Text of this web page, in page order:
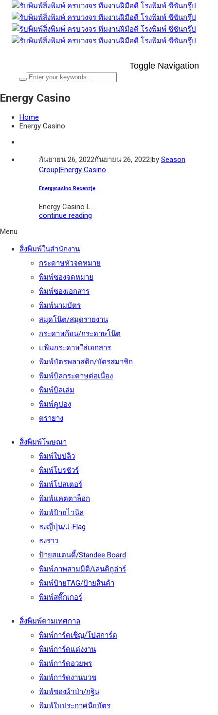
Toggle Navigation
Energy Casino
Home
Energy Casino
กันยายน 26, 2022กันยายน 26, 2022 by Season
Group Energy Casino
Energycasino Recenzje
Energy Casino L...
continue reading
Menu
สิ่งพิมพ์ในสำนักงาน
กระดาษหัวจดหมาย
พิมพ์ซองจดหมาย
พิมพ์ซองเอกสาร
พิมพ์นามบัตร
สมุดโน๊ต/สมุดรายงาน
กระดาษก้อน/กระดาษโน๊ต
แฟ้มกระดาษใส่เอกสาร
พิมพ์บัตรพลาสติก/บัตรสมาชิก
พิมพ์บิลกระดาษต่อเนื่อง
พิมพ์บิลเล่ม
พิมพ์คูปอง
ตรายาง
สิ่งพิมพ์โฆษณา
พิมพ์ใบปลิว
พิมพ์โบรชัวร์
พิมพ์โปสเตอร์
พิมพ์แคตตาล็อก
พิมพ์ป้ายไวนิล
ธงญี่ปุ่น/J-Flag
ธงราว
ป้ายสแตนดี้/Standee Board
พิมพ์ภาพสามมิติ/เลนติกูล่าร์
พิมพ์ป้ายTAG/ป้ายสินค้า
พิมพ์สติ๊กเกอร์
สิ่งพิมพ์ตามเทศกาล
พิมพ์การ์ดเชิญ/โปสการ์ด
พิมพ์การ์ดแต่งงาน
พิมพ์การ์ดอวยพร
พิมพ์การ์ดงานบวช
พิมพ์ซองผ้าป่า/กฐิน
พิมพ์ใบประกาศนียบัตร